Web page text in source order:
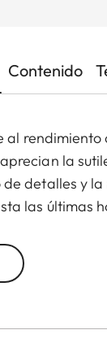
Contenido
al
la
detalles y
las últimas